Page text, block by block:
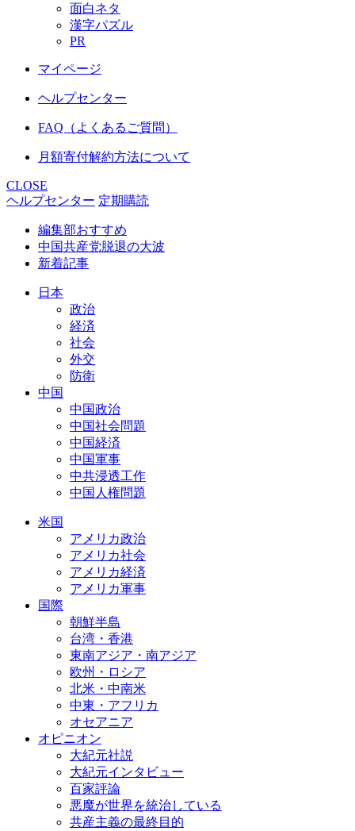
面白ネタ
漢字パズル
PR
マイページ
ヘルプセンター
FAQ（よくあるご質問）
月額寄付解約方法について
CLOSE
ヘルプセンター 定期購読
編集部おすすめ
中国共産党脱退の大波
新着記事
日本
政治
経済
社会
外交
防衛
中国
中国政治
中国社会問題
中国経済
中国軍事
中共浸透工作
中国人権問題
米国
アメリカ政治
アメリカ社会
アメリカ経済
アメリカ軍事
国際
朝鮮半島
台湾・香港
東南アジア・南アジア
欧州・ロシア
北米・中南米
中東・アフリカ
オセアニア
オピニオン
大紀元社説
大紀元インタビュー
百家評論
悪魔が世界を統治している
共産主義の最終目的